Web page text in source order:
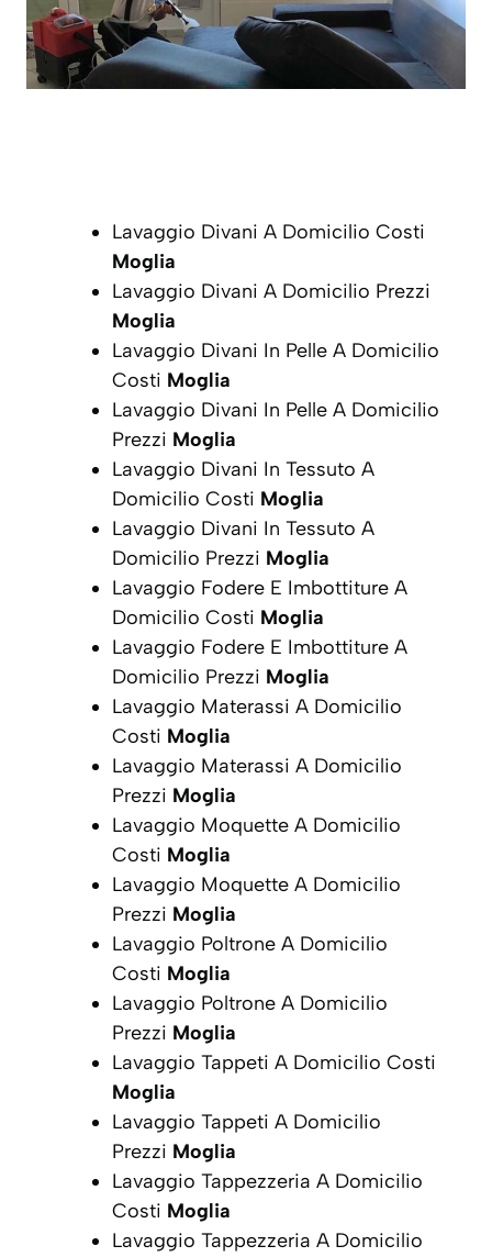
Lavaggio Divani A Domicilio Costi
Moglia
Lavaggio Divani A Domicilio Prezzi
Moglia
Lavaggio Divani In Pelle A Domicilio
Costi Moglia
Lavaggio Divani In Pelle A Domicilio
Prezzi Moglia
Lavaggio Divani In Tessuto A
Domicilio Costi Moglia
Lavaggio Divani In Tessuto A
Domicilio Prezzi Moglia
Lavaggio Fodere E Imbottiture A
Domicilio Costi Moglia
Lavaggio Fodere E Imbottiture A
Domicilio Prezzi Moglia
Lavaggio Materassi A Domicilio
Costi Moglia
Lavaggio Materassi A Domicilio
Prezzi Moglia
Lavaggio Moquette A Domicilio
Costi Moglia
Lavaggio Moquette A Domicilio
Prezzi Moglia
Lavaggio Poltrone A Domicilio
Costi Moglia
Lavaggio Poltrone A Domicilio
Prezzi Moglia
Lavaggio Tappeti A Domicilio Costi
Moglia
Lavaggio Tappeti A Domicilio
Prezzi Moglia
Lavaggio Tappezzeria A Domicilio
Costi Moglia
Lavaggio Tappezzeria A Domicilio